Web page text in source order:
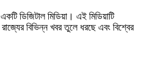
ডিজিটাল মিডিয়া। এই মিডিয়াটি
বিভিন্ন খবর তুলে ধরছে এবং বিশ্বের